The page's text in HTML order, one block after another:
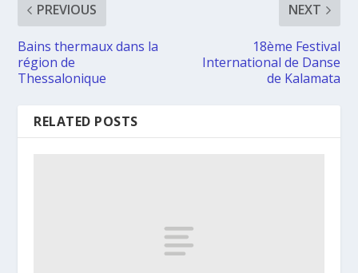
PREVIOUS
Bains thermaux dans la
région de
Thessalonique
NEXT
18ème Festival
International de Danse
de Kalamata
RELATED POSTS